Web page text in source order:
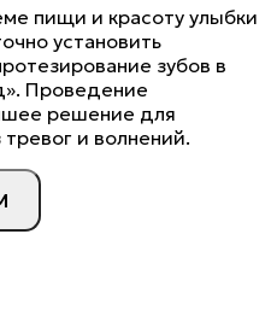
пищи и красоту улыбки
установить
зубов в
Проведение
решение для
и волнений.